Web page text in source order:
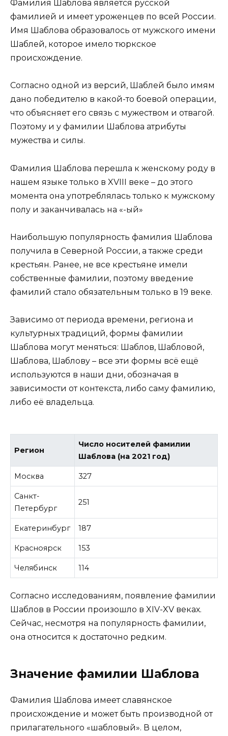
Фамилия Шаблова является русской
фамилией и имеет уроженцев по всей России.
Имя Шаблова образовалось от мужского имени
Шаблей, которое имело тюркское
происхождение.
Согласно одной из версий, Шаблей было имям
дано победителю в какой-то боевой операции,
что объясняет его связь с мужеством и отвагой.
Поэтому и у фамилии Шаблова атрибуты
мужества и силы.
Фамилия Шаблова перешла к женскому роду в
нашем языке только в XVIII веке – до этого
момента она употреблялась только к мужскому
полу и заканчивалась на «-ый»
Наибольшую популярность фамилия Шаблова
получила в Северной России, а также среди
крестьян. Ранее, не все крестьяне имели
собственные фамилии, поэтому введение
фамилий стало обязательным только в 19 веке.
Зависимо от периода времени, региона и
культурных традиций, формы фамилии
Шаблова могут меняться: Шаблов, Шабловой,
Шаблова, Шаблову – все эти формы всё ещё
используются в наши дни, обозначая в
зависимости от контекста, либо саму фамилию,
либо её владельца.
Регион
Число носителей фамилии
Шаблова (на 2021 год)
Москва 327
Санкт-
Петербург
251
Екатеринбург 187
Красноярск 153
Челябинск 114
Согласно исследованиям, появление фамилии
Шаблов в России произошло в XIV-XV веках.
Сейчас, несмотря на популярность фамилии,
она относится к достаточно редким.
Значение фамилии Шаблова
Фамилия Шаблова имеет славянское
происхождение и может быть производной от
прилагательного «шабловый». В целом,